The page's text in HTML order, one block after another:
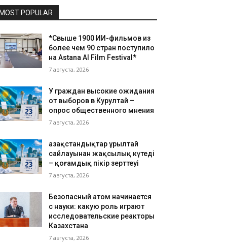
MOST POPULAR
*Свыше 1900 ИИ-фильмов из
более чем 90 стран поступило
на Astana AI Film Festival*
7 августа, 2026
У граждан высокие ожидания
от выборов в Курултай –
опрос общественного мнения
7 августа, 2026
Қазақстандықтар Құрылтай
сайлауынан жақсылық күтеді
– қоғамдық пікір зерттеуі
7 августа, 2026
Безопасный атом начинается
с науки: какую роль играют
исследовательские реакторы
Казахстана
7 августа, 2026